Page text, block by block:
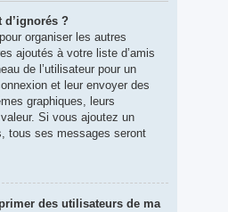
d’ignorés ?
organiser les autres
ajoutés à votre liste d’amis
de l’utilisateur pour un
et leur envoyer des
graphiques, leurs
Si vous ajoutez un
tous ses messages seront
des utilisateurs de ma